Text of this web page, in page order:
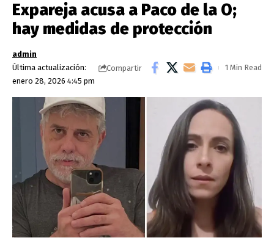
Expareja acusa a Paco de la O;
hay medidas de protección
Última actualización:
enero 28, 2026 4:45 pm
admin
Compartir
1 Min Read